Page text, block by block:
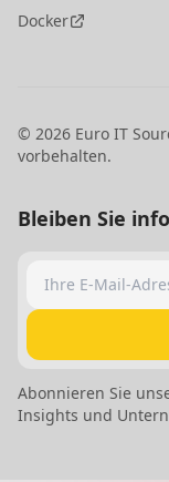
Docker
© 2026 Euro IT
vorbehalten.
Bleiben Sie
Ihre E-Mail-
Abonnieren Sie
Insights und